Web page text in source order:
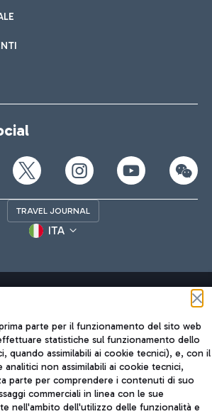
TRAVEL JOURNAL
ITA
- Società soggetta a direzione e
S.p.A.
delle Imprese di Roma 13032990155 P.
int. vers.
parte per il funzionamento del sito web
statistiche sul funzionamento dello
quando assimilabili ai cookie tecnici), e, con il
non assimilabili ai cookie tecnici,
parte per comprendere i contenuti di suo
commerciali in linea con le sue
nell'ambito dell'utilizzo delle funzionalità e